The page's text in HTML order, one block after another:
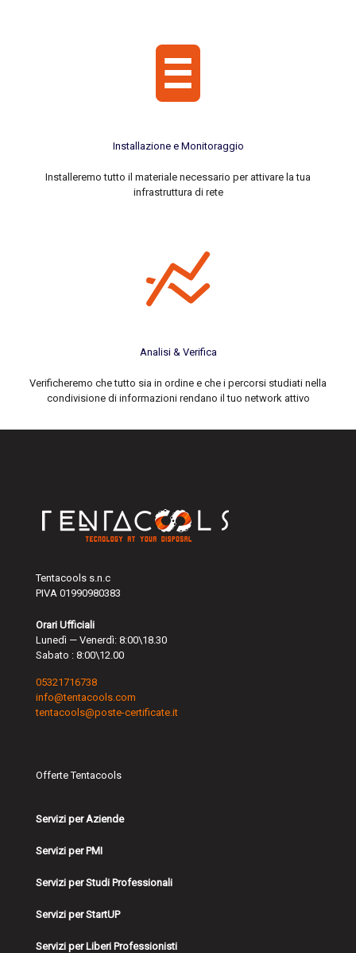
Installazione e Monitoraggio
Installeremo tutto il materiale necessario per attivare la tua
infrastruttura di rete
Analisi & Verifica
Verificheremo che tutto sia in ordine e che i percorsi studiati nella
condivisione di informazioni rendano il tuo network attivo
Tentacools s.n.c
PIVA 01990980383
Orari Ufficiali
Lunedì — Venerdì: 8:00\18.30
Sabato : 8:00\12.00
05321716738
info@tentacools.com
tentacools@poste-certificate.it
Offerte Tentacools
Servizi per Aziende
Servizi per PMI
Servizi per Studi Professionali
Servizi per StartUP
Servizi per Liberi Professionisti